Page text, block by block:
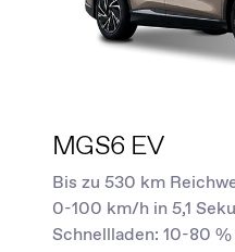
MGS6 EV
Bis zu 530 km
0-100 km/h in 5,1
Schnellladen: 10-80